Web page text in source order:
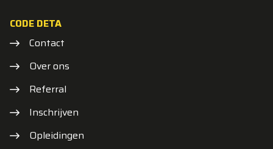
CODE DETA
Contact
Over ons
Referral
Inschrijven
Opleidingen